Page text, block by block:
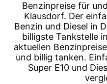
Benzinpreise für
Klausdorf. Der
Benzin und Diesel in
billigste Tankstelle
aktuellen
und billig tanken.
Super E10 und